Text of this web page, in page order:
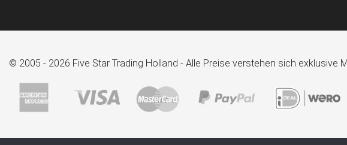
© 2005 - 2026 Five Star Trading Holland - Alle Preise verstehen sich exklusive